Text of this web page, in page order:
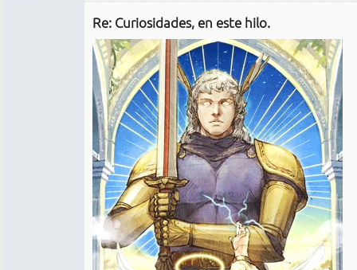
Re: Curiosidades, en este hilo.